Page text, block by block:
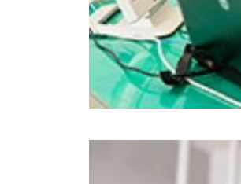
EXOFIELD
頭外定位
音場処理